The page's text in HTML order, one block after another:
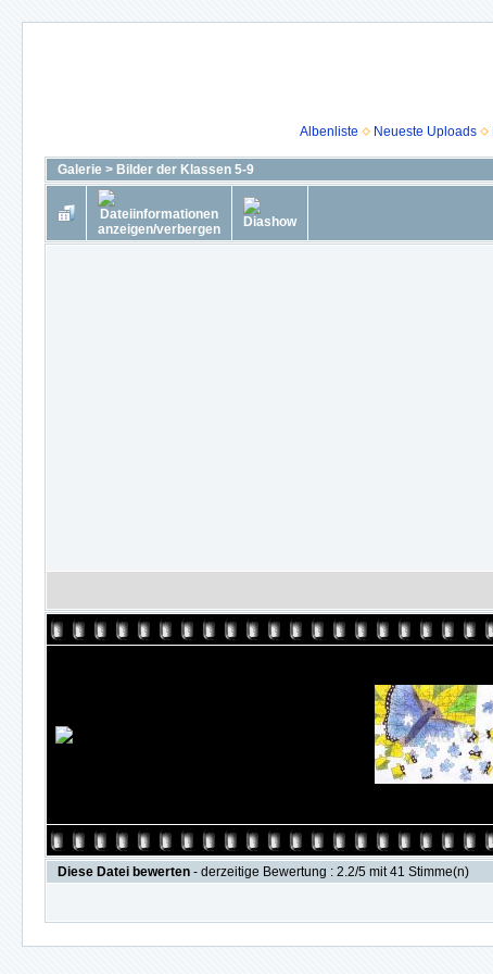
Albenliste
Neueste Uploads
Galerie > Bilder der Klassen 5-9
Diese Datei bewerten - derzeitige Bewertung : 2.2/5 mit 41 Stimme(n)